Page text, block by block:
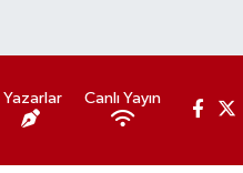
Yazarlar Canlı Yayın